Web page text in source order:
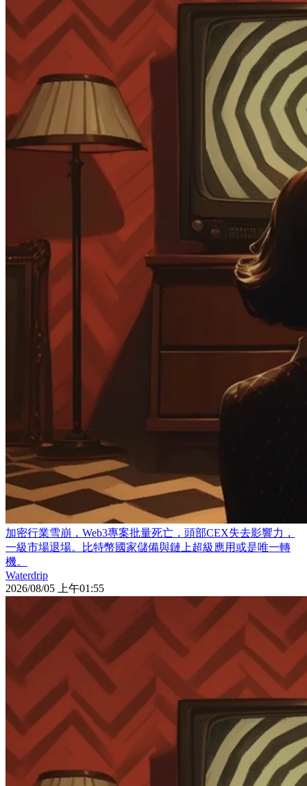
加密行業雪崩，Web3專案批量死亡，頭部CEX失去影響力，
一級市場退場。比特幣國家儲備與鏈上超級應用或是唯一轉
機。
Waterdrip
2026/08/05 上午01:55